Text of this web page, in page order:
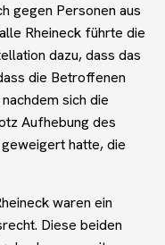
gegen Personen aus
Rheineck führte die
dazu, dass das
die Betroffenen
sich die
Aufhebung des
hatte, die
waren ein
Diese beiden